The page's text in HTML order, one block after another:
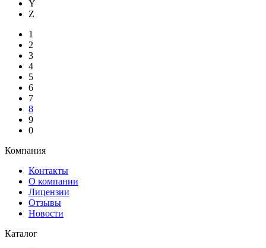
Y
Z
1
2
3
4
5
6
7
8
9
0
Компания
Контакты
О компании
Лицензии
Отзывы
Новости
Каталог